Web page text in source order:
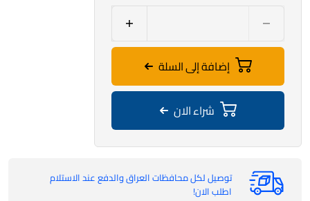
إضافة إلى السلة
شراء الان
توصيل لكل محافظات العراق والدفع عند الاستلام
اطلب الان!